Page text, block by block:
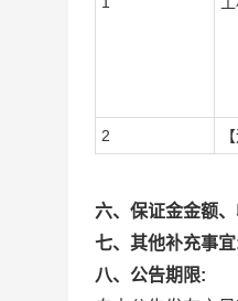
2
六、保证金金额
七、其他补充事
八、公告期限: